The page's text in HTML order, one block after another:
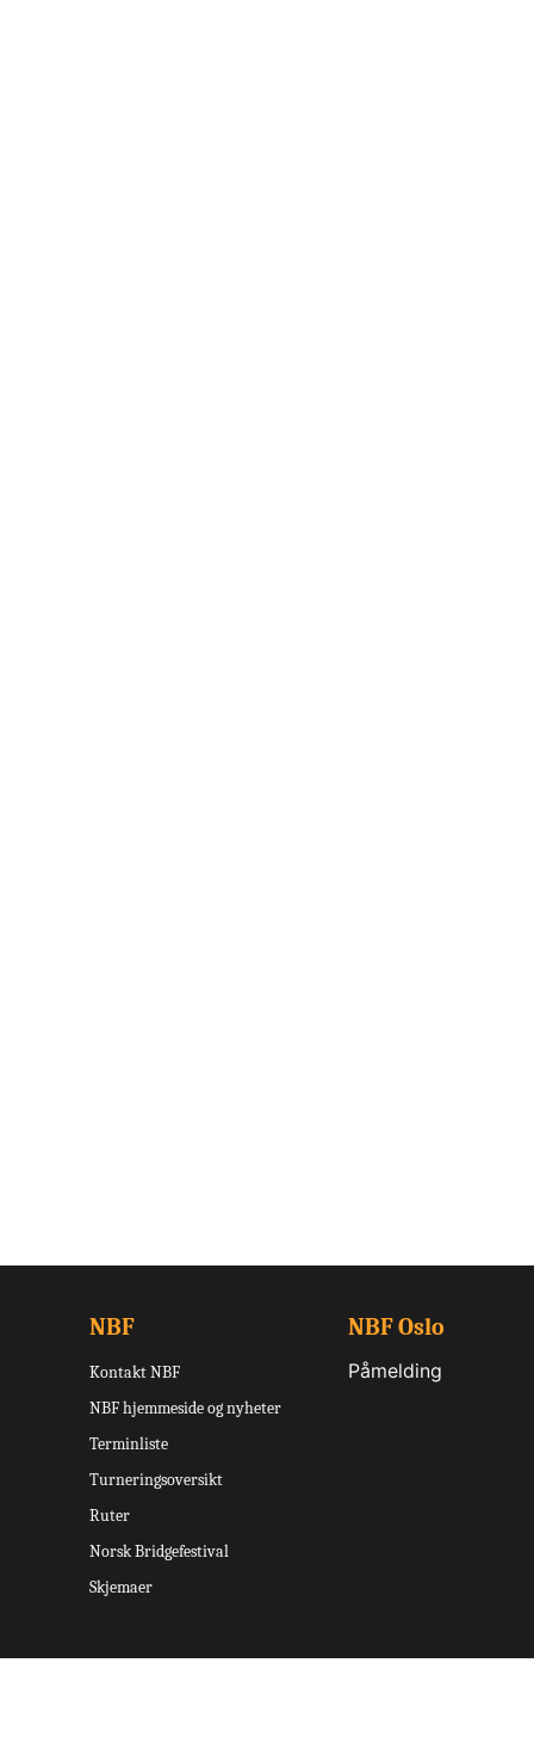
NBF
Kontakt NBF
NBF hjemmeside og nyheter
Terminliste
Turneringsoversikt
Ruter
Norsk Bridgefestival
Skjemaer
NBF Oslo
Påmelding